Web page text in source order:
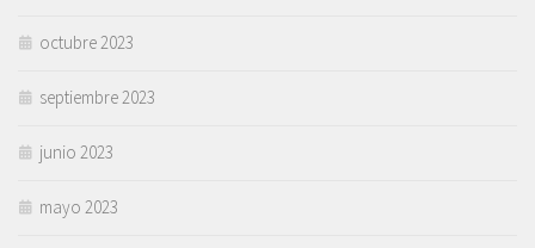
octubre 2023
septiembre 2023
junio 2023
mayo 2023